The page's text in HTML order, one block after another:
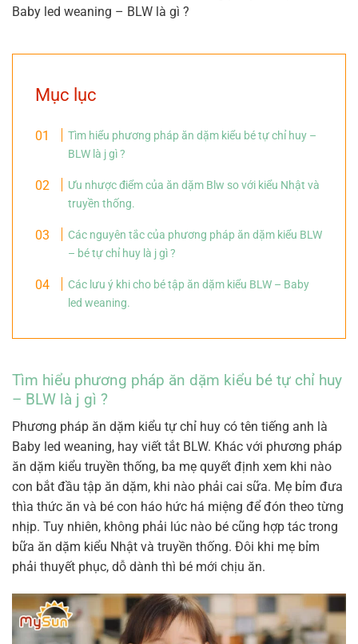
Baby led weaning – BLW là gì ?
Mục lục
Tìm hiểu phương pháp ăn dặm kiểu bé tự chỉ huy –
BLW là j gì ?
Ưu nhược điểm của ăn dặm Blw so với kiểu Nhật và
truyền thống.
Các nguyên tắc của phương pháp ăn dặm kiểu BLW
– bé tự chỉ huy là j gì ?
Các lưu ý khi cho bé tập ăn dặm kiểu BLW – Baby
led weaning.
Tìm hiểu phương pháp ăn dặm kiểu bé tự chỉ huy
– BLW là j gì ?
Phương pháp ăn dặm kiểu tự chỉ huy có tên tiếng anh là
Baby led weaning, hay viết tắt BLW. Khác với phương pháp
ăn dặm kiểu truyền thống, ba mẹ quyết định xem khi nào
con bắt đầu tập ăn dặm, khi nào phải cai sữa. Mẹ bỉm đưa
thìa thức ăn và bé con háo hức há miệng để đón theo từng
nhịp. Tuy nhiên, không phải lúc nào bé cũng hợp tác trong
bữa ăn dặm kiểu Nhật và truyền thống. Đôi khi mẹ bỉm
phải thuyết phục, dỗ dành thì bé mới chịu ăn.